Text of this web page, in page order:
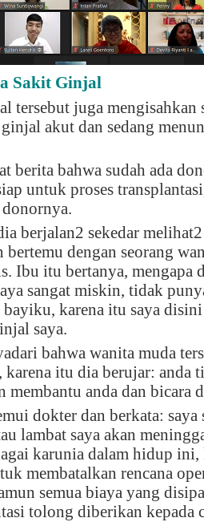
Sakit Ginjal
tersebut juga mengisahkan
akut dan sedang
berita bahwa sudah ada
untuk proses
berjalan2 sekedar
bertemu dengan seorang
Ibu itu bertanya, mengapa
sangat miskin, tidak
bayiku, karena itu saya
saya.
bahwa wanita muda
itu dia berujar: anda
membantu anda dan bicara
dokter dan berkata: saya
lambat saya akan
karunia dalam hidup ini,
membatalkan rencana
semua biaya yang
tolong diberikan kepada